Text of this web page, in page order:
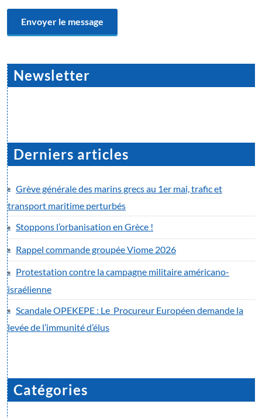
Newsletter
Derniers articles
Grève générale des marins grecs au 1er mai, trafic et
transport maritime perturbés
Stoppons l’orbanisation en Grèce !
Rappel commande groupée Viome 2026
Protestation contre la campagne militaire américano-
israélienne
Scandale OPEKEPE : Le Procureur Européen demande la
levée de l’immunité d’élus
Catégories